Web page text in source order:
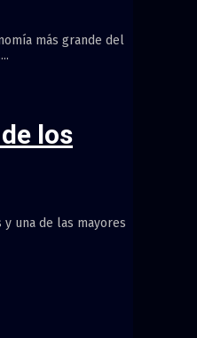
más grande del
los
una de las mayores